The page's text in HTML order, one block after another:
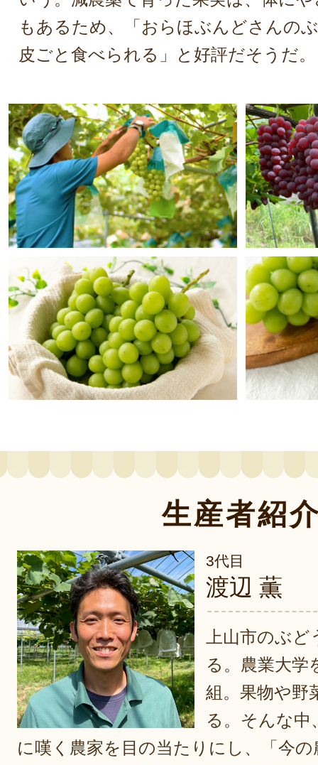
もあるため、「おらほぶんどさんの
皮ごと食べられる」と好評だそうだ。
生産者紹
3代目
渡辺 薫
上山市のぶ
る。農業大学
組。果物や野
る。そんな中
に嘆く農家を目の当たりにし、「今